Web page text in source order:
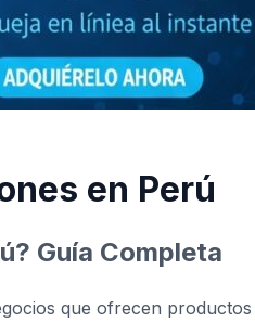
en Perú
Guía Completa
que ofrecen productos